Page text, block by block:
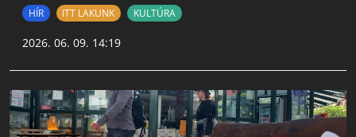
HÍR ITT LAKUNK KULTÚRA
2026. 06. 09. 14:19